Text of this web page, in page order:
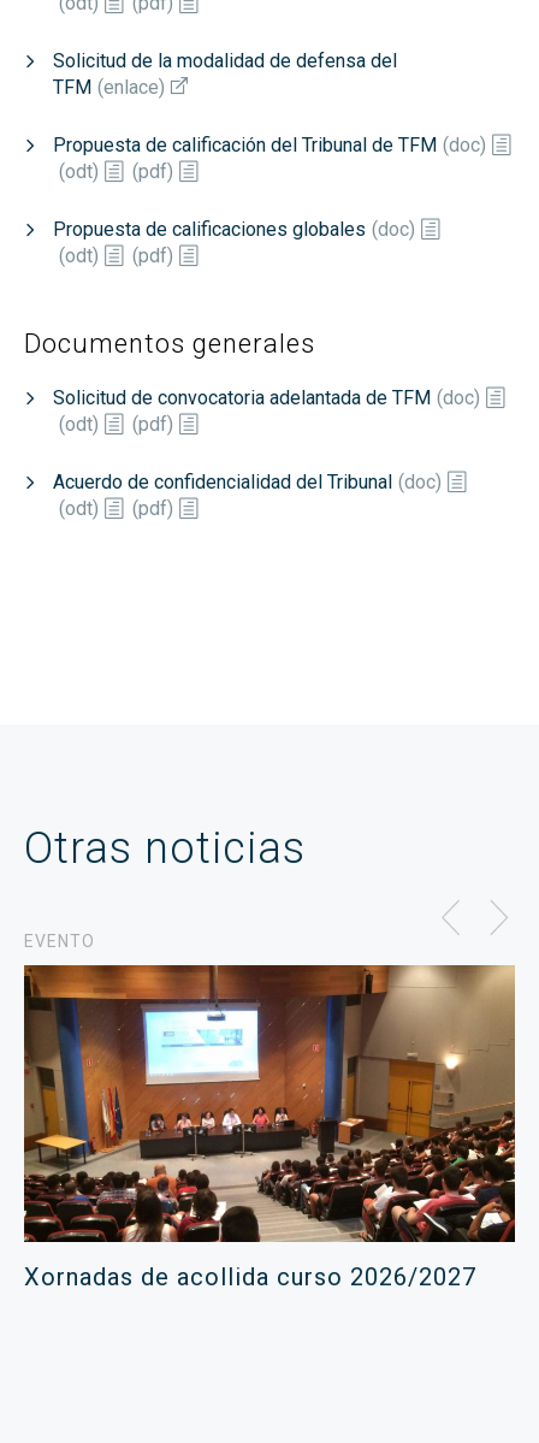
Solicitud de la modalidad de defensa del
TFM (enlace)
Propuesta de calificación del Tribunal de TFM (doc)
(odt) (pdf)
Propuesta de calificaciones globales (doc)
(odt) (pdf)
Documentos generales
Solicitud de convocatoria adelantada de TFM (doc)
(odt) (pdf)
Acuerdo de confidencialidad del Tribunal (doc)
(odt) (pdf)
Otras noticias
EVENTO
Xornadas de acollida curso 2026/2027